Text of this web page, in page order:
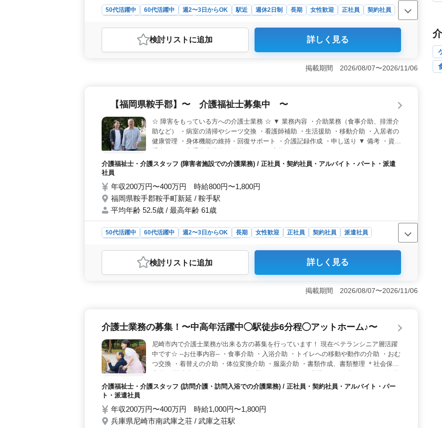
50代活躍中 60代活躍中 週2〜3日からOK 駅近 週休2日制 長期 女性歓迎 正社員
契約社員
おすすめポイント
＜安定した勤務条件＞ 当施設では週休2日制を採用し、従業員の健康と働きやすさを重視して
条件が整うことで従業員は安心して働くことができ、仕事に集中することができます。 ＜幅
者優遇＞ 介護経験1年以上やヘルパー2級以上の資格をお持ちの方を歓迎し、さらなるキャリア
り良いサービスを提供できるよう環境を整えています。
検討リスト に追加 詳しく見る
掲載期間 2026/08/07〜2026/11/06
【福岡県鞍手郡】〜 介護福祉士募集中 〜
☆ 障害をもっている方への介護士業務 ☆ ▼ 業務内容 ・介助業務（食事介助、排泄介
助など） ・病室の清掃やシーツ交換 ・看護師補助 ・生活援助 ・移動介助 ・入居者の
健康管理 ・身体機能の維持・回復サポート ・介護記録作成 ・申し送り ▼ 備考 ・資格
介護福祉士・介護スタッフ (障害者施設での介護業務) / 正社員・契約社員・アルバイト・パート・派遣
社員
年収200万円〜400万円 時給800円〜1,800円
福岡県鞍手郡鞍手町新延 / 鞍手駅
平均年齢 52.5歳 / 最高年齢 61歳
50代活躍中 60代活躍中 週2〜3日からOK 長期 女性歓迎 正社員 契約社員
派遣社員
おすすめポイント
＜専門性の高い介護業務＞ 障害を持つ方々に対する介護業務を担当することで自身の専門性を
て利用者様の生活の質を向上させる重要な役割を果たします。 ＜多彩な雇用形態＞ 正社
や有給休暇の取得、年末年始の休暇など、しっかりとした休暇制度が整っています。さらに福利
検討リスト に追加 詳しく見る
掲載期間 2026/08/07〜2026/11/06
介護士業務の募集！〜中高年活躍中◯駅徒歩6分程◯アットホーム♪〜
尼崎市内で介護士業務が出来る方の募集を行っています！ 現在ベテランシニア層活躍
中です☆ --お仕事内容-- ・食事介助 ・入浴介助 ・トイレへの移動や動作の介助 ・おむ
つ交換 ・着替えの介助 ・体位変換介助 ・服薬介助 ・書類作成、書類整理 ＊社会保険
は選考対象になりません！ ＼皆様のご応募お待ちしております♪／
介護福祉士・介護スタッフ (訪問介護・訪問入浴での介護業務) / 正社員・契約社員・アルバイト・パー
ト・派遣社員
年収200万円〜400万円 時給1,000円〜1,800円
兵庫県尼崎市南武庫之荘 / 武庫之荘駅